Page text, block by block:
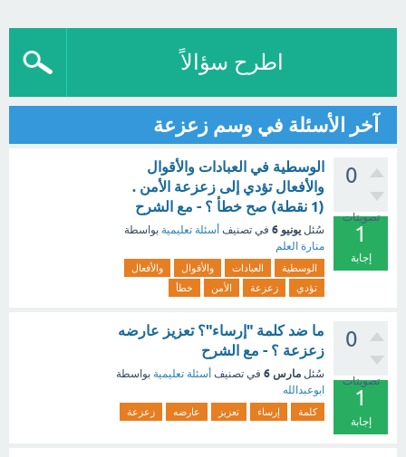
اطرح سؤالاً
آخر الأسئلة في وسم زعزعة
0
تصويتات
1
إجابة
الوسطية في العبادات والأقوال
والأفعال تؤدي إلى زعزعة الأمن .
(1 نقطة) صح خطأ ؟ - مع الشرح
سُئل يونيو 6 في تصنيف أسئلة تعليمية بواسطة
منارة العلم
الوسطية العبادات والأقوال
والأفعال
تؤدي
زعزعة الأمن خطأ
0
تصويتات
1
إجابة
ما ضد كلمة "إرساء"؟ تعزيز عارضه
زعزعة ؟ - مع الشرح
سُئل مارس 6 في تصنيف أسئلة تعليمية بواسطة
ابوعبدالله
كلمة إرساء تعزيز عارضه زعزعة